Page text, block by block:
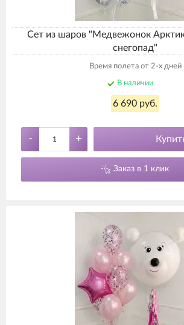
Сет из шаров "Медвежонок
снегопад"
Время полета от 2-х дней
В наличии
6 690 руб.
- +
Заказ в 1 клик